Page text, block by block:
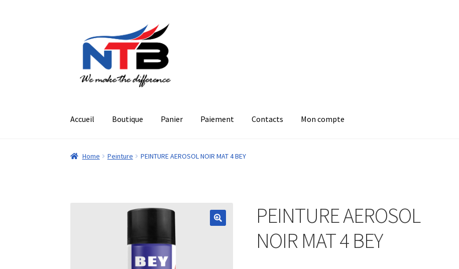
navigation
contenu
Accueil Boutique Panier Paiement Contacts Mon compte
Home Peinture PEINTURE AEROSOL NOIR MAT 4 BEY
PEINTURE AEROSOL
NOIR MAT 4 BEY